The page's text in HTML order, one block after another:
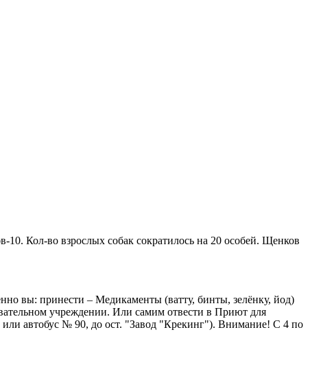
10. Кол-во взрослых собак сократилось на 20 особей. Щенков
вы: принести – Медикаменты (ватту, бинты, зелёнку, йод)
учреждении. Или самим отвести в Приют для
автобус № 90, до ост. "Завод "Крекинг"). Внимание! С 4 по